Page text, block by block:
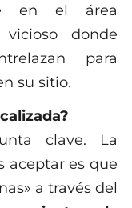
en el área
donde
para
su sitio.
clave. La
aceptar es que
a través del